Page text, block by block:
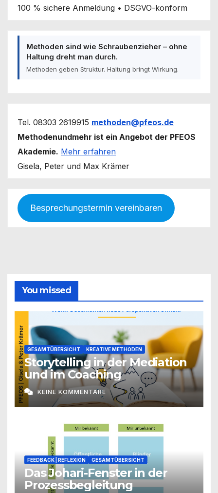
100 % sichere Anmeldung • DSGVO-konform
Methoden sind wie Schraubenzieher – ohne
Haltung dreht man durch.
Methoden geben Struktur. Haltung bringt Wirkung.
Tel. 08303 2619915 methoden@pfeos.de
Methodenundmehr ist ein Angebot der PFEOS
Akademie. Mehr erfahren
Gisela, Peter und Max Krämer
Besprechungstermin vereinbaren
You missed
GESAMTÜBERSICHT KREATIVE METHODEN
Storytelling in der Mediation
und im Coaching
KEINE KOMMENTARE
FEEDBACK | REFLEXION GESAMTÜBERSICHT
Das Johari-Fenster in der
Prozessbegleitung